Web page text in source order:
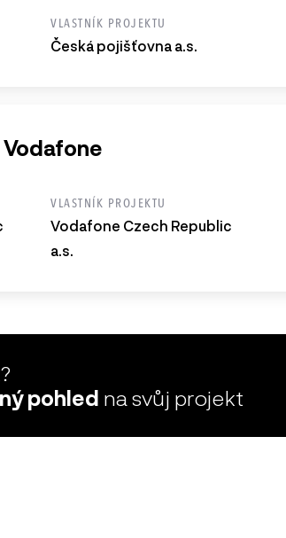
VLASTNÍK PROJEKTU
Česká pojišťovna a.s.
Vodafone
VLASTNÍK PROJEKTU
Vodafone Czech Republic
a.s.
pohled na svůj projekt